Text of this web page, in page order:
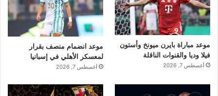
موعد مباراة بايرن ميونخ وأستون
فيلا وديا والقنوات الناقلة
أغسطس 7, 2026
موعد انضمام منصف بقرار
لمعسكر الأهلي في إسبانيا
أغسطس 7, 2026